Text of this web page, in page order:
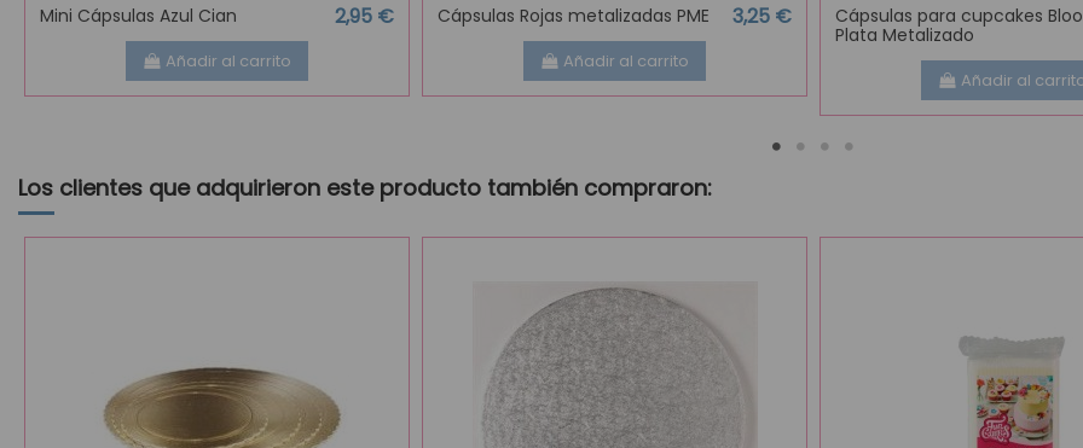
Mini Cápsulas Azul Cian 2,95 €
Añadir al carrito
Cápsulas Rojas metalizadas PME 3,25 €
Añadir al carrito
Cápsulas para cupcakes
Plata Metalizado
Añadir al
Los clientes que adquirieron este producto también compraron: